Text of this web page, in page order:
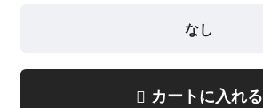
なし
カートに入れる